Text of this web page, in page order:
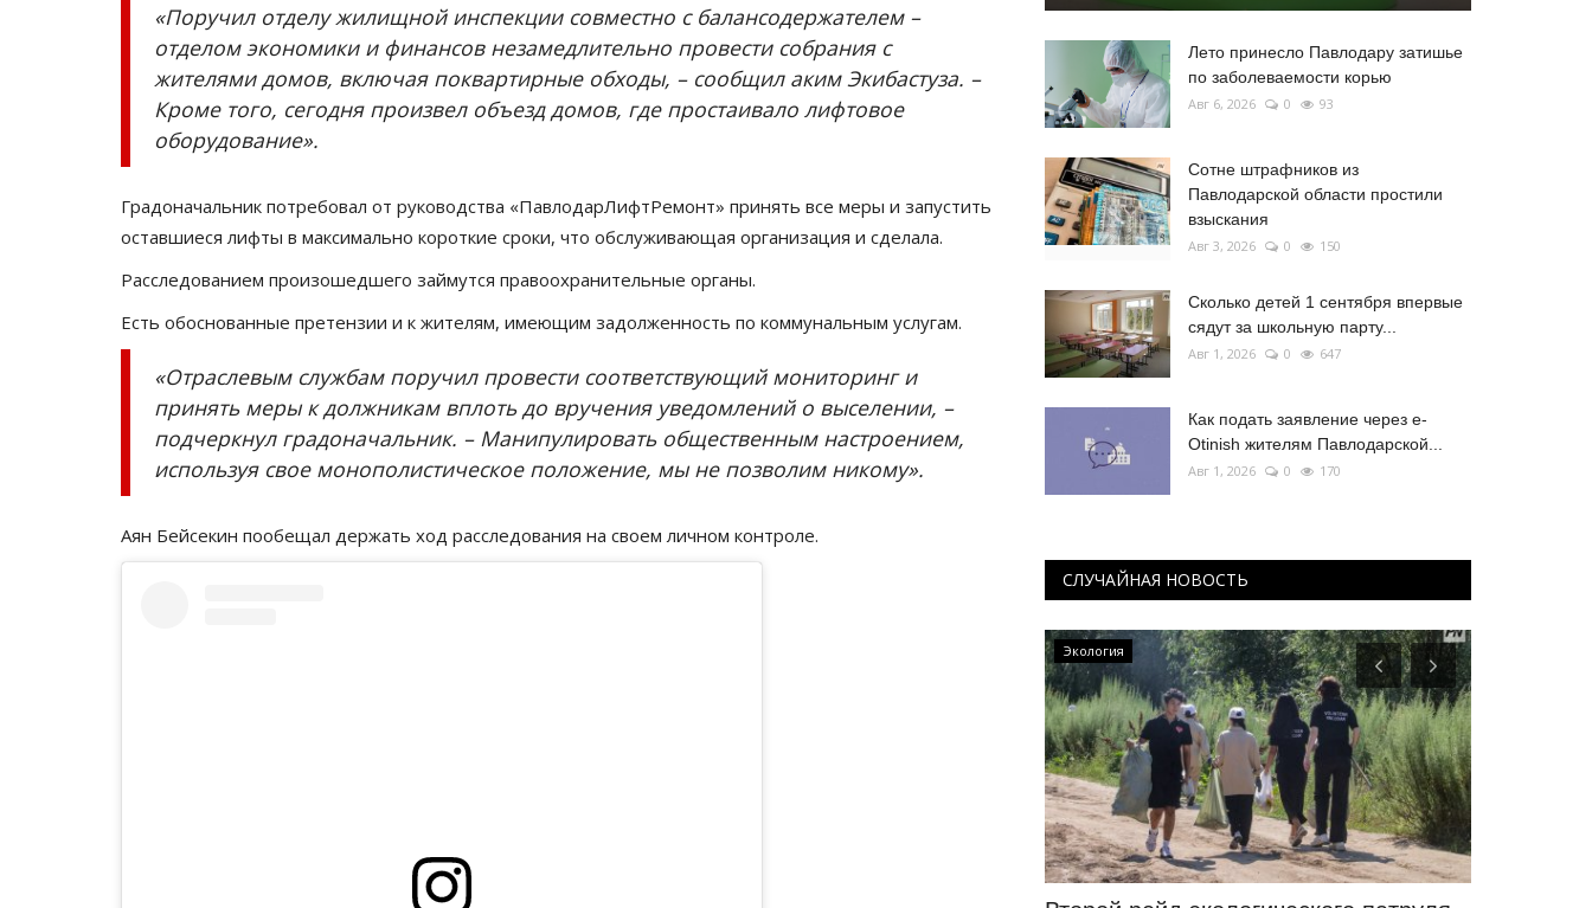
«Поручил отделу жилищной инспекции совместно с балансодержателем –
отделом экономики и финансов незамедлительно провести собрания с
жителями домов, включая поквартирные обходы, – сообщил аким Экибастуза. –
Кроме того, сегодня произвел объезд домов, где простаивало лифтовое
оборудование».
Градоначальник потребовал от руководства «ПавлодарЛифтРемонт» принять все меры и запустить
оставшиеся лифты в максимально короткие сроки, что обслуживающая организация и сделала.
Расследованием произошедшего займутся правоохранительные органы.
Есть обоснованные претензии и к жителям, имеющим задолженность по коммунальным услугам.
«Отраслевым службам поручил провести соответствующий мониторинг и
принять меры к должникам вплоть до вручения уведомлений о выселении, –
подчеркнул градоначальник. – Манипулировать общественным настроением,
используя свое монополистическое положение, мы не позволим никому».
Аян Бейсекин пообещал держать ход расследования на своем личном контроле.
Лето принесло Павлодару затишье
по заболеваемости корью
Авг 6, 2026 0 93
Сотне штрафников из
Павлодарской области простили
взыскания
Авг 3, 2026 0 150
Сколько детей 1 сентября впервые
сядут за школьную парту...
Авг 1, 2026 0 647
Как подать заявление через e-
Otinish жителям Павлодарской...
Авг 1, 2026 0 170
СЛУЧАЙНАЯ НОВОСТЬ
Экология